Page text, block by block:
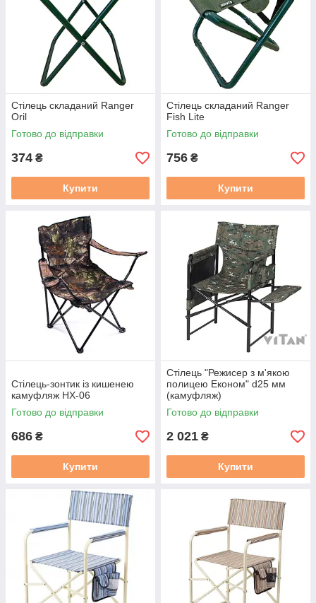
Стілець складаний Ranger
Oril
Готово до відправки
374 ₴
Купити
Стілець складаний Ranger
Fish Lite
Готово до відправки
756 ₴
Купити
Стілець-зонтик із кишенею
камуфляж HX-06
Готово до відправки
686 ₴
Купити
Стілець "Режисер з м'якою
полицею Економ" d25 мм
(камуфляж)
Готово до відправки
2 021 ₴
Купити